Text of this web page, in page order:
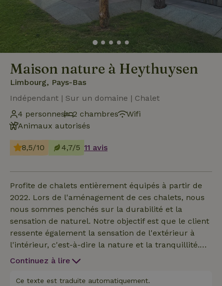
Maison nature à Heythuysen
Limbourg, Pays-Bas
Indépendant | Sur un domaine | Chalet
4 personnes
2 chambres
Wifi
Animaux autorisés
8,5/10 4,7/5 11 avis
Profite de chalets entièrement équipés à partir de
2022. Lors de l'aménagement de ces chalets, nous
nous sommes penchés sur la durabilité et la
sensation de naturel. Notre objectif est que le client
ressente également la sensation de l'extérieur à
l'intérieur, c'est-à-dire la nature et la tranquillité.
Pour ce faire, nous avons utilisé des panneaux et
de la paix et de la tranquillité de la nature, chaque
Continuez à lire
Ce texte est traduite automatiquement.